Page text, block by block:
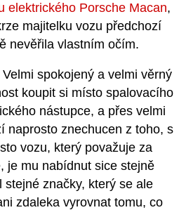
elektrického Porsche Macan,
majitelku vozu předchozí
nevěřila vlastním očím.
spokojený a velmi věrný
koupit si místo spalovacího
nástupce, a přes velmi
naprosto znechucen z toho, s
vozu, který považuje za
je mu nabídnut sice stejně
stejné značky, který se ale
zdaleka vyrovnat tomu, co